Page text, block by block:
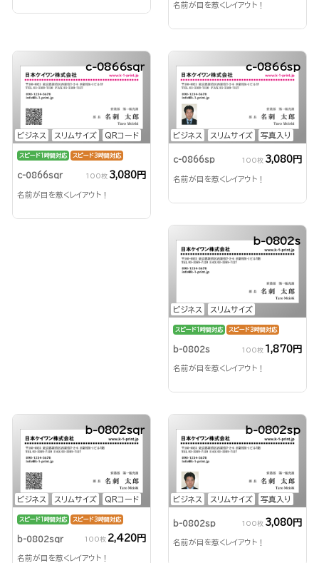
名前が目を惹くレイアウト！
ビジネス スリムサイズ QRコード
c-0866sqr
スピード1時間対応 スピード3時間対応
c-0866sqr 100枚 3,080円
名前が目を惹くレイアウト！
ビジネス スリムサイズ 写真入り
c-0866sp
c-0866sp 100枚 3,080円
名前が目を惹くレイアウト！
ビジネス スリムサイズ
b-0802s
スピード1時間対応 スピード3時間対応
b-0802s 100枚 1,870円
名前が目を惹くレイアウト！
ビジネス スリムサイズ QRコード
b-0802sqr
スピード1時間対応 スピード3時間対応
b-0802sqr 100枚 2,420円
名前が目を惹くレイアウト！
ビジネス スリムサイズ 写真入り
b-0802sp
b-0802sp 100枚 3,080円
名前が目を惹くレイアウト！